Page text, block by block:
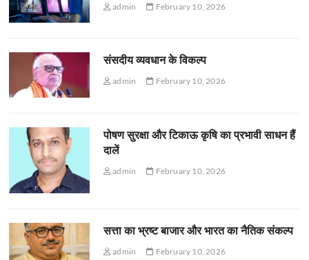
admin February 10, 2026
संसदीय व्यवधान के विकल्प
admin February 10, 2026
पोषण सुरक्षा और टिकाऊ कृषि का प्रभावी साधन हैं
दालें
admin February 10, 2026
सत्ता का भ्रष्ट बाजार और भारत का नैतिक संकल्प
admin February 10, 2026